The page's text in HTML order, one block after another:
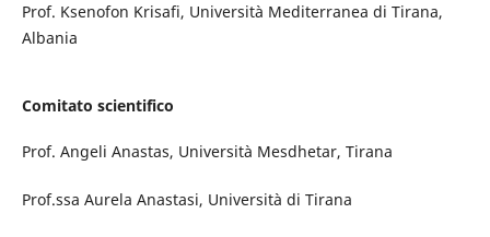
Prof. Ksenofon Krisafi, Università Mediterranea di Tirana,
Albania
Comitato scientifico
Prof. Angeli Anastas, Università Mesdhetar, Tirana
Prof.ssa Aurela Anastasi, Università di Tirana